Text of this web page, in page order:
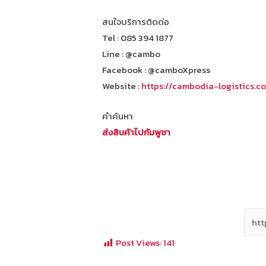
สนใจบริการติดต่อ
Tel : 085 394 1877
Line : @cambo
Facebook : @camboXpress
Website :https://cambodia-
คำค้นหา
ส่งสินค้าไปกัมพูชา
Post Views:141